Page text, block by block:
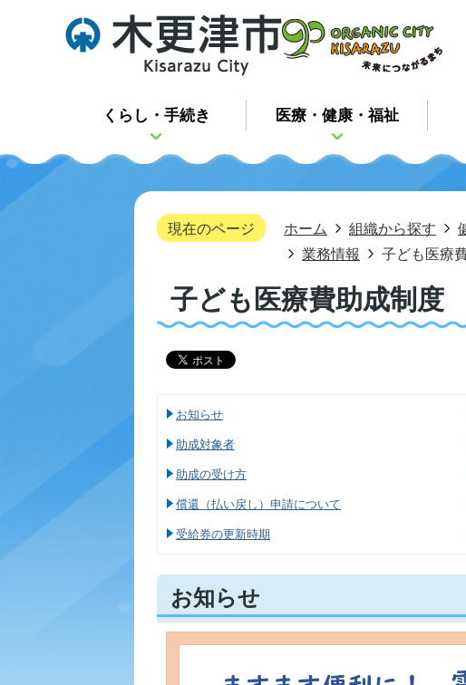
くらし・手続き 医療・健康・福祉
現在のページ ホーム 組織から探す
業務情報
子ども医療
子ども医療費助成制度
お知らせ
助成対象者
助成の受け方
償還（払い戻し）申請について
受給券の更新時期
お知らせ